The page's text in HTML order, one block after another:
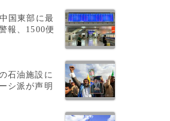
国東部に最
報、1500便
石油施設に
シ派が声明